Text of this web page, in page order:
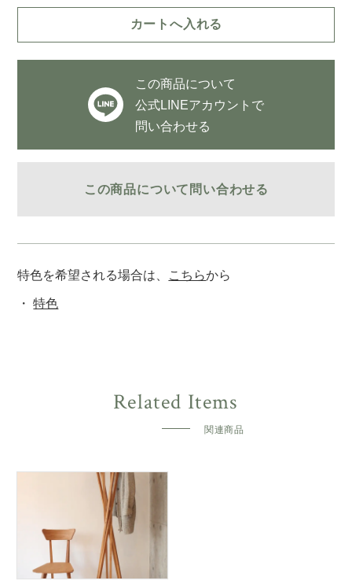
この商品について
公式LINEアカウントで
問い合わせる
この商品について問い合わせる
特色を希望される場合は、 こちらから
特色
関連商品